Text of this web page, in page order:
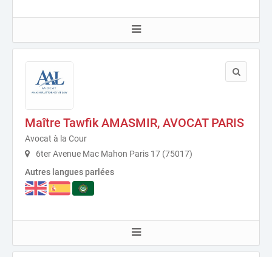
Maître Tawfik AMASMIR, AVOCAT PARIS
Avocat à la Cour
6ter Avenue Mac Mahon Paris 17 (75017)
Autres langues parlées